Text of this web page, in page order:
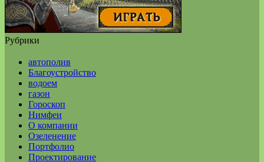
Рубрики
автополив
Благоустройство
водоем
газон
Гороскоп
Нимфеи
О компании
Озеленение
Портфолио
Проектирование